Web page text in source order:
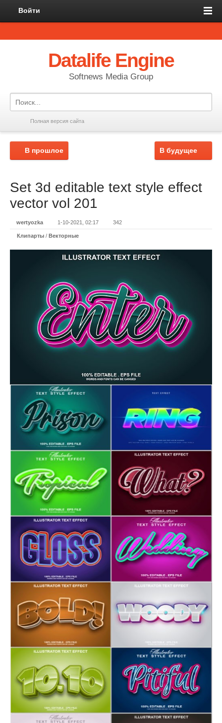
Войти
Datalife Engine
Softnews Media Group
Полная версия сайта
В будущее
В прошлое
Set 3d editable text style effect
vector vol 201
wertyozka 1-10-2021, 02:17 342
Клипарты / Векторные